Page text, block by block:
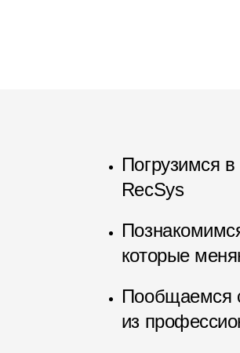
Погрузимся
RecSys
которые
Пообщаемся
из